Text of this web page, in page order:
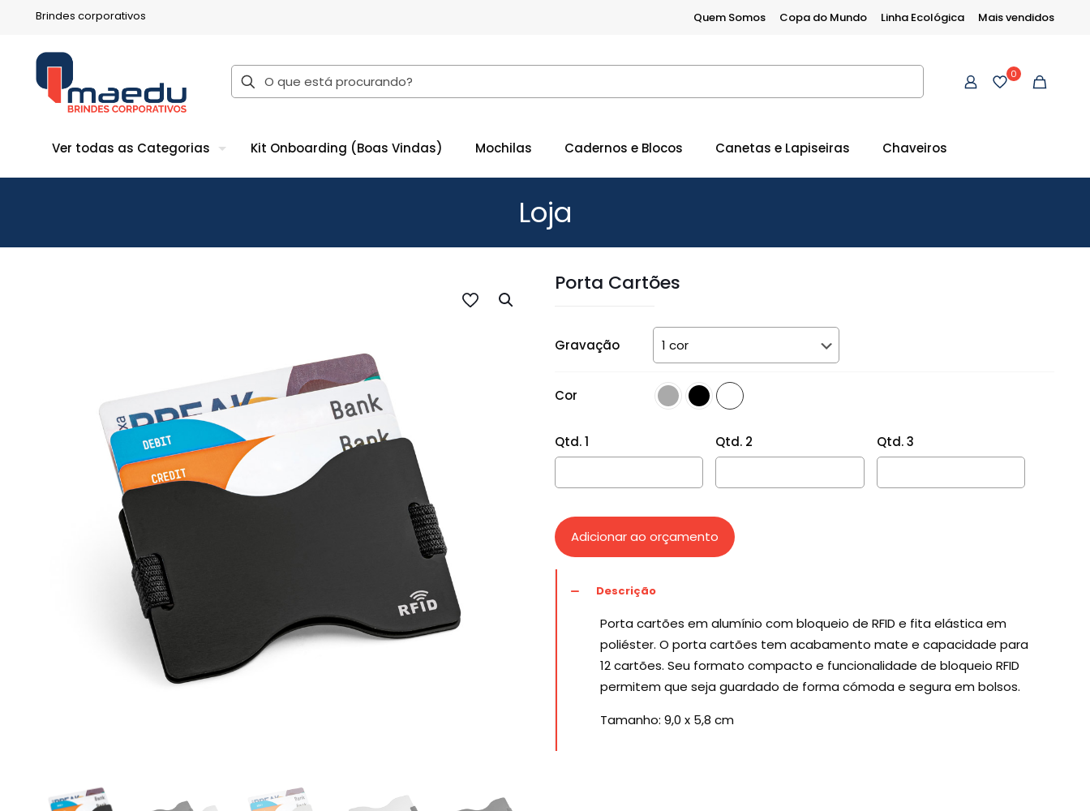
Brindes corporativos Quem Somos Copa do Mundo Linha Ecológica Mais vendidos
0
Ver todas as Categorias Kit Onboarding (Boas Vindas) Mochilas Cadernos e Blocos Canetas e Lapiseiras Chaveiros
Loja
Porta Cartões
Gravação
Cor
Qtd. 1 Qtd. 2 Qtd. 3
Adicionar ao orçamento
Descrição
Porta cartões em alumínio com bloqueio de RFID e fita elástica em
poliéster. O porta cartões tem acabamento mate e capacidade para
12 cartões. Seu formato compacto e funcionalidade de bloqueio RFID
permitem que seja guardado de forma cómoda e segura em bolsos.
Tamanho: 9,0 x 5,8 cm